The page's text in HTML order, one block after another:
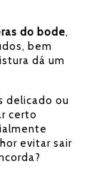
do bode,
bem
dá um
delicado ou
certo
evitar sair